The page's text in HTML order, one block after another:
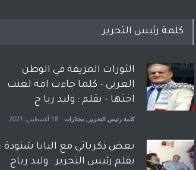
كلمة رئيس التحرير
الثورات المزيفة في الوطن
العربي - كلما جاءت امة لعنت
اختها - بقلم : وليد ربا ح
كلمة رئيس التحرير , مختارات 18 أغسطس، 2021
بعض ذكرياتي مع البابا شنودة :
بقلم رئيس التحرير : وليد رباح